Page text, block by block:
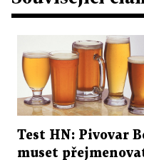
Test HN: Pivovar
muset